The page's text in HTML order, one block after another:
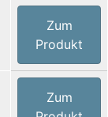
Zum
Produkt
Zum